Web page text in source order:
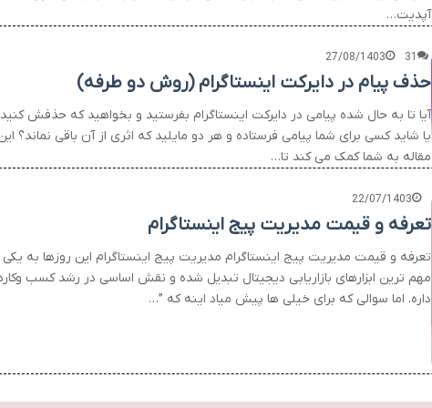
آپدیت…
27/08/1403 31
حذف پیام در دایرکت اینستاگرام (روش دو طرفه)
آیا تا به حال شده پیامی در دایرکت اینستاگرام بفرستید و بخواهید که حذفش
یا شاید کسی برای شما پیامی فرستاده و هر دو مایلید که اثری از آن باقی نماند؟
مقاله به شما کمک می کند تا…
22/07/1403
تعرفه و قیمت مدیریت پیج اینستاگرام
تعرفه و قیمت مدیریت پیج اینستاگرام مدیریت پیج اینستاگرام این روزها به یکی
مهم ترین ابزارهای بازاریابی دیجیتال تبدیل شده و نقش اساسی در رشد کسب
داره. اما سوالی که برای خیلی ها پیش میاد اینه که ”…